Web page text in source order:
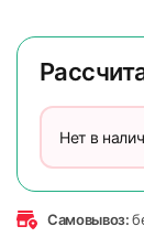
Нет в
Самовывоз: